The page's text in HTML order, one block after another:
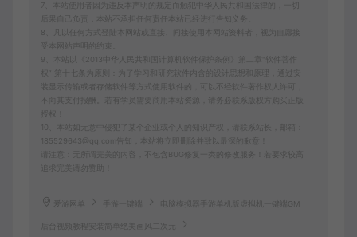
7、本站使用者因为违反本声明的规定而触犯中华人民共和国法律的，一切
后果自己负责，本站不承担任何责任本站已经进行告知义务。
8、凡以任何方式登陆本网站或直接、间接使用本网站资料者，视为自愿接
受本网站声明的约束。
9、本站以《2013中华人民共和国计算机软件保护条例》第二章"软件菩作
权” 第十七条为原则：为了学习和研究软件内含的设计思想和原理，通过安
装显示传输或者存储软件等方式使用软件的，可以不经软件著作权人许可，
不向其支付报酬。若有学员需要商用本站资源，请务必联系版权方购买正版
10、本站如无意中侵犯了某个企业或个人的知识产权，请联系站长，邮箱：
185529643@qq.com告知，本站将立即删除并致以最深的歉意！
请注意：无所谓完美的内容，不包含BUG修复一类的修改服务！若要求较高
追求完美请勿赞助！
爱游网单 手游一键端 电脑模拟器手游单机版虚拟机一键端GM
后台视频教程安装简单绝美画风二次元